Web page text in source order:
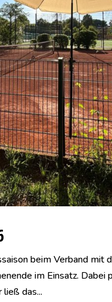
beim Verband mit
im Einsatz. Dabei
das...